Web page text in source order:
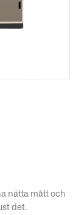
nätta mått och
det.